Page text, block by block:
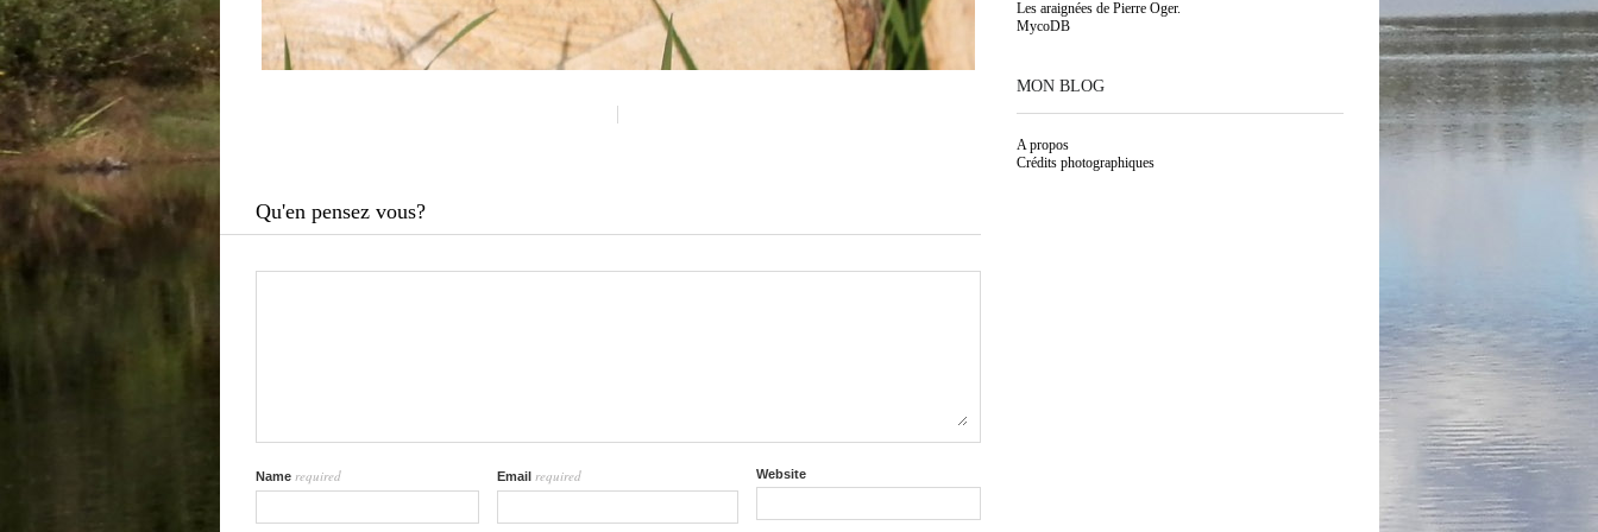
Qu'en pensez vous?
Name required Email required Website
Les araignées de Pierre Oger.
MycoDB
MON BLOG
A propos
Crédits photographiques